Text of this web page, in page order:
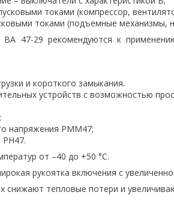
токами (компрессор,
токами (подъемные механизмы,
ВА 47-29 рекомендуются к
и короткого замыкания.
устройств с возможностью
напряжения РММ47;
РН47.
от –40 до +50 °С.
рукоятка включения с
снижают тепловые потери и